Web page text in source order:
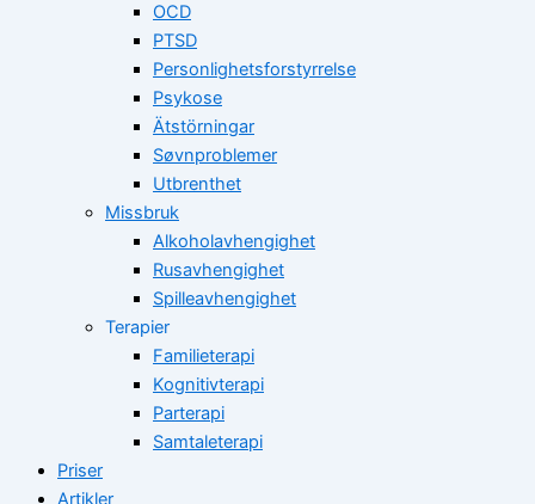
OCD
PTSD
Personlighetsforstyrrelse
Psykose
Ätstörningar
Søvnproblemer
Utbrenthet
Missbruk
Alkoholavhengighet
Rusavhengighet
Spilleavhengighet
Terapier
Familieterapi
Kognitivterapi
Parterapi
Samtaleterapi
Priser
Artikler